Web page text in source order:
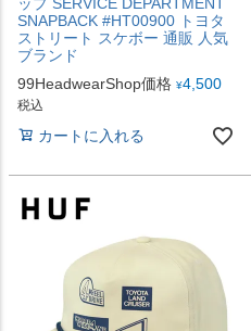
SNAPBACK #HT00900 トヨタ
ストリート スケボー 通販 人気
ブランド
99HeadwearShop価格 ¥4,500
税込
カートに入れる